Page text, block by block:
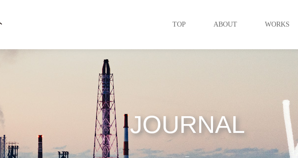
TOP ABOUT WORKS
JOURNAL
_